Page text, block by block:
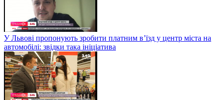
У Львові пропонують зробити платним в’їзд у центр міста на
автомобілі: звідки така ініціатива